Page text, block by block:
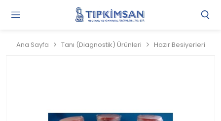
Ana Sayfa Tanı (Diagnostik) Ürünleri Hazır Besiyerleri